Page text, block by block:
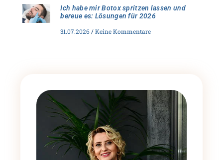
Ich habe mir Botox spritzen lassen und
bereue es: Lösungen für 2026
31.07.2026 Keine Kommentare